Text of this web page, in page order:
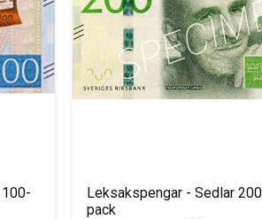
Leksakspengar - Sedlar
pack